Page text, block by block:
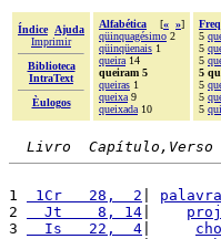
Índice
Ajuda
Imprimir
Biblioteca
IntraText
Èulogos
Alfabética [« »]
qüinquagésimo 2
qüinqüenais 1
queira 14
queiram 5
queiras 1
queixa 9
queixada 10
5
5
5
5
5
5
5
Livro  Capítulo,Verso
1 1Cr   28,  2 palavra
2
  Jt    8, 14
3
  Is   22,  4